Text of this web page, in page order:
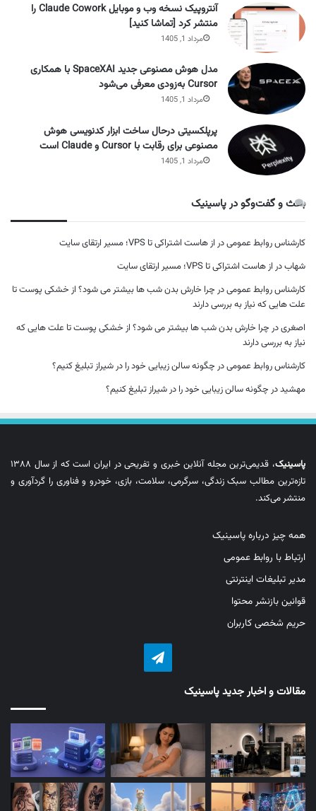
آنتروپیک نسخه وب و موبایل Claude Cowork را
منتشر کرد [تماشا کنید]
مرداد 1, 1405
مدل هوش مصنوعی جدید SpaceXAI با همکاری
Cursor به‌زودی معرفی می‌شود
مرداد 1, 1405
پرپلکسیتی درحال ساخت ابزار کدنویسی هوش
مصنوعی برای رقابت با Cursor و Claude است
مرداد 1, 1405
بحث و گفت‌وگو در پاسینیک
کارشناس روابط عمومیدر از هاست اشتراکی تا VPS؛ مسیر ارتقای سایت
شهابدر از هاست اشتراکی تا VPS؛ مسیر ارتقای سایت
کارشناس روابط عمومیدر چرا خارش بدن شب ها بیشتر می شود؟ از خشکی پوست تا
علت هایی که نیاز به بررسی دارند
اصغریدر چرا خارش بدن شب ها بیشتر می شود؟ از خشکی پوست تا علت هایی که
نیاز به بررسی دارند
کارشناس روابط عمومیدر چگونه سالن زیبایی خود را در شیراز تبلیغ کنیم؟
مهشیددر چگونه سالن زیبایی خود را در شیراز تبلیغ کنیم؟
پاسینیک
، قدیمی‌ترین مجله آنلاین خبری و تفریحی در ایران است که از سال ۱۳۸۸
تازه‌ترین مطالب سبک زندگی، سرگرمی، سلامت، بازی، خودرو و فناوری را گردآوری و
منتشر می‌کند.
همه چیز درباره پاسینیک
ارتباط با روابط عمومی
مدیر تبلیغات اینترنتی
قوانین بازنشر محتوا
حریم شخصی کاربران
تلگرام
مقالات و اخبار جدید پاسینیک